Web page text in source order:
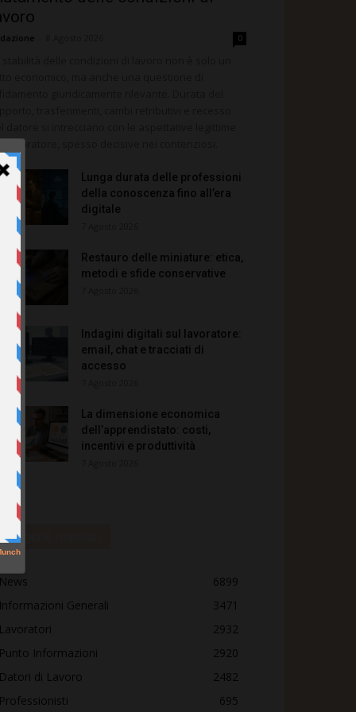
0
lavoratore, spesso decisive nei contenziosi.
Lunga durata delle professioni
della conoscenza fino all’era
digitale
Restauro delle miniature: etica,
metodi e sfide conservative
Indagini digitali sul lavoratore:
email, chat e tracciati di
accesso
La dimensione economica
dell’apprendistato: costi,
incentivi e produttività
Categorie popolari
News
6899
Informazioni Generali
3471
Lavoratori
2932
Punto Informazioni
2920
Datori di Lavoro
2482
Professionisti
695